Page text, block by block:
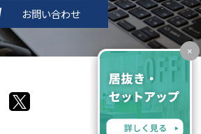
×
お問い合わせ